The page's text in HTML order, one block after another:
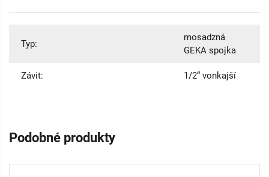
Typ:
mosadzná
GEKA spojka
Závit: 1/2“ vonkajší
Podobné produkty